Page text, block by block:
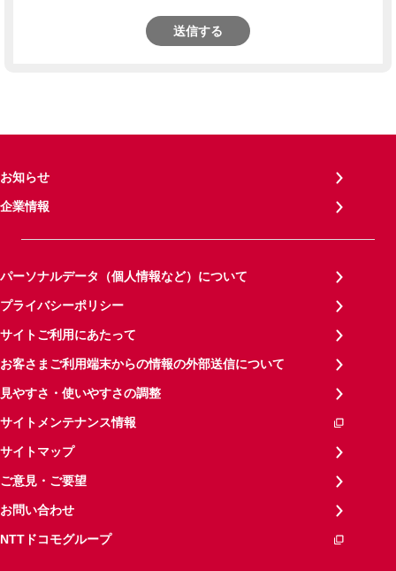
送信する
お知らせ
企業情報
パーソナルデータ（個人情報など）について
プライバシーポリシー
サイトご利用にあたって
お客さまご利用端末からの情報の外部送信について
見やすさ・使いやすさの調整
サイトメンテナンス情報
サイトマップ
ご意見・ご要望
お問い合わせ
NTTドコモグループ